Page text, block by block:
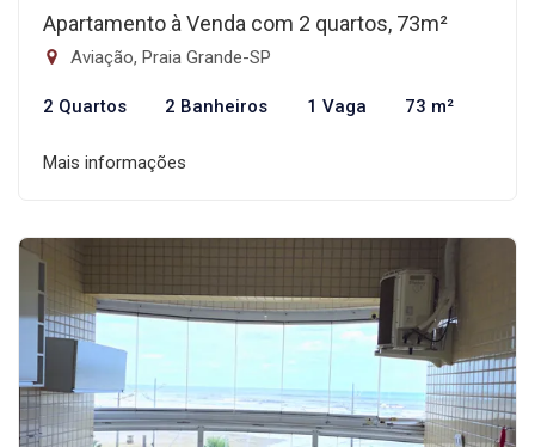
Apartamento à Venda com 2 quartos, 73m²
Aviação, Praia Grande-SP
2 Quartos 2 Banheiros 1 Vaga 73 m²
Mais informações